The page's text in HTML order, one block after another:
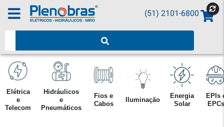
(51) 2101-6800
Elétrica
e
Telecom
Hidráulicos
e
Pneumáticos
Fios e
Cabos
Iluminação
Energia
Solar
EPIs
EPCs